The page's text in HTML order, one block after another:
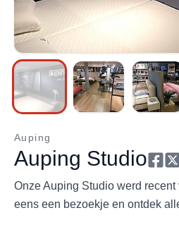
Auping
Auping Studio
Onze Auping Studio werd
eens een bezoekje en ontdek